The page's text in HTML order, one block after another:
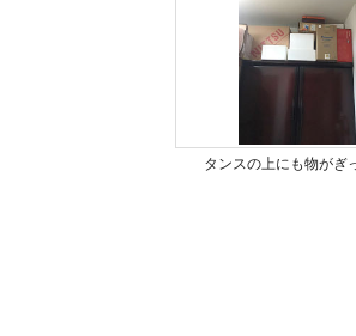
タンスの上にも物がぎ